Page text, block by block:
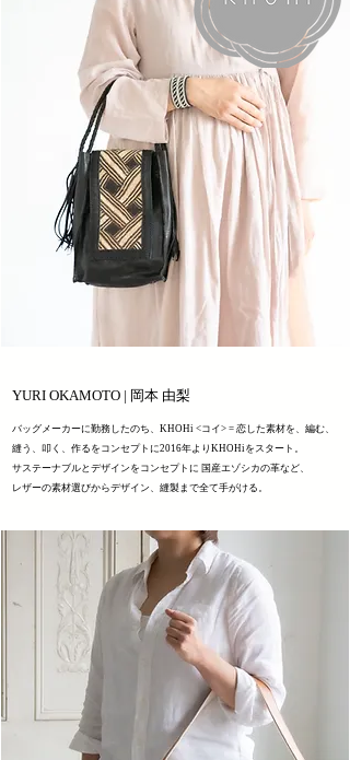
YURI OKAMOTO | 岡本 由梨
バッグメーカーに勤務したのち、KHOHi <コイ> = 恋した素材を、編む、
縫う、叩く、作るをコンセプトに2016年よりKHOHiをスタート。
サステーナブルとデザインをコンセプトに 国産エゾシカの革など、
レザーの素材選びからデザイン、縫製まで全て手がける。